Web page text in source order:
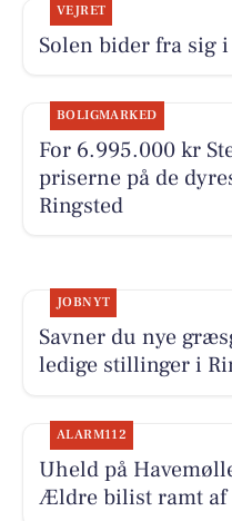
VEJRET
Solen bider fra sig
BOLIGMARKED
For 6.995.000 kr
priserne på de
Ringsted
JOBNYT
Savner du nye
ledige stillinger i
ALARM112
Uheld på
Ældre bilist ramt